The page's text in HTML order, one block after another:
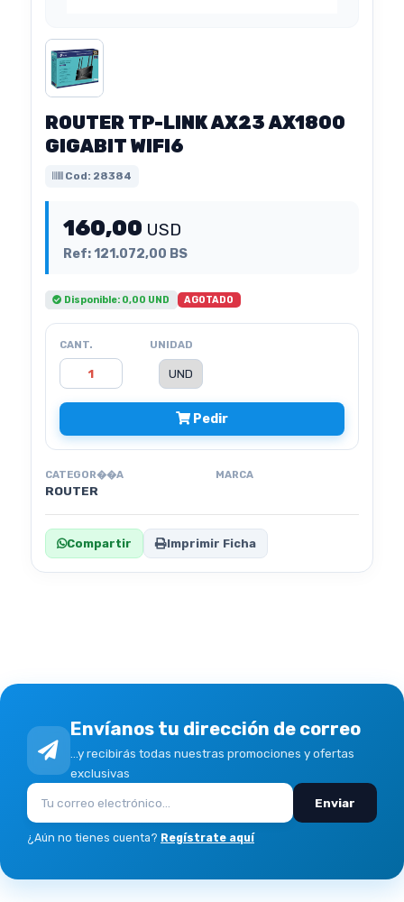
ROUTER TP-LINK AX23 AX1800
GIGABIT WIFI6
Cod: 28384
160,00 USD
Ref: 121.072,00 BS
Disponible: 0,00 UND AGOTADO
CANT. UNIDAD
Pedir
CATEGOR��A
ROUTER
MARCA
Compartir Imprimir Ficha
Envíanos tu dirección de correo
...y recibirás todas nuestras promociones y ofertas
exclusivas
Enviar
¿Aún no tienes cuenta? Regístrate aquí